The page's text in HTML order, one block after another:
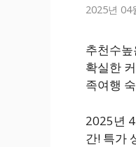
2025년 04
추천수
확실한
족여행
2025년
간! 특가